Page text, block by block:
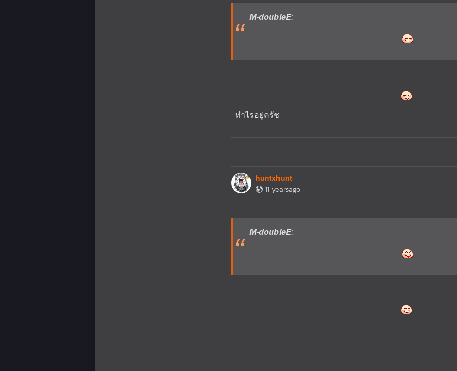
M-doubleE:
ทำไรอยู่ครัช
huntxhunt
11 yearsago
M-doubleE: